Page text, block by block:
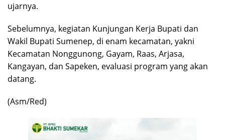
ujarnya.
Sebelumnya, kegiatan Kunjungan Kerja Bupati dan
Wakil Bupati Sumenep, di enam kecamatan, yakni
Kecamatan Nonggunong, Gayam, Raas, Arjasa,
Kangayan, dan Sapeken, evaluasi program yang akan
datang.
(Asm/Red)